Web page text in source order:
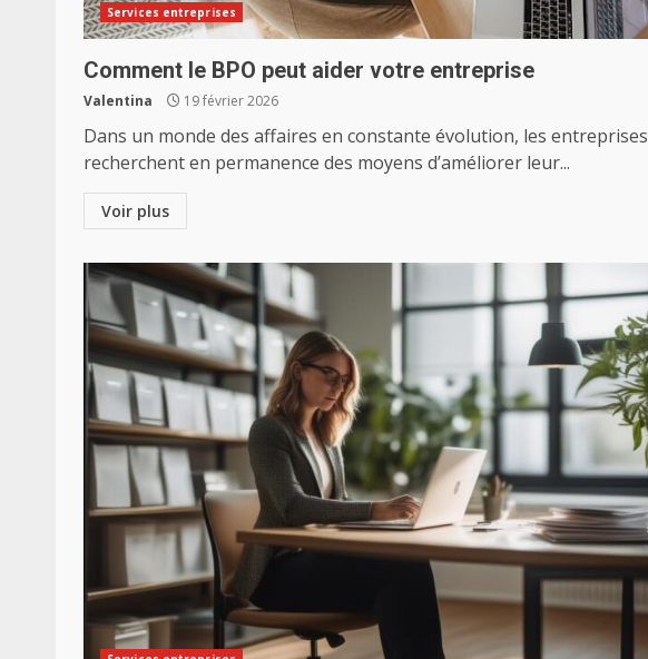
Services entreprises
Comment le BPO peut aider votre entreprise
Valentina 19 février 2026
Dans un monde des affaires en constante évolution, les entreprises
recherchent en permanence des moyens d’améliorer leur...
Voir plus